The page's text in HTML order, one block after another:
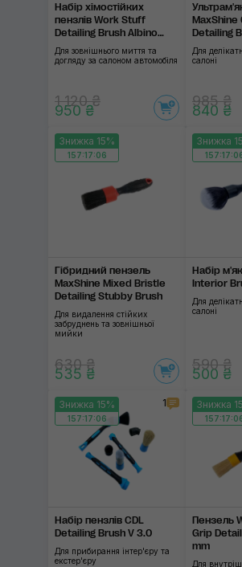
Набір хімостійких
пензлів Work Stuff
Detailing Brush Albino
Orange 3 Pack
Для зовнішнього миття та
догляду за салоном автомобіля
1 120 ₴
950 ₴
MaxShine
Detailing
Для
салоні
985 ₴
840 ₴
Знижка 15%
157:17:06
Гібридний пензель
MaxShine Mixed Bristle
Detailing Stubby Brush
Для видалення стійких
забруднень та зовнішньої
мийки
630 ₴
535 ₴
Знижка
Набір
Interior
Для
салоні
590 ₴
500 ₴
Знижка 15%
157:17:06
1
Набір пензлів CDL
Detailing Brush V 3.0
Для прибирання інтер'єру та
екстер'єру
Знижка
Пензель
Grip
mm
Для